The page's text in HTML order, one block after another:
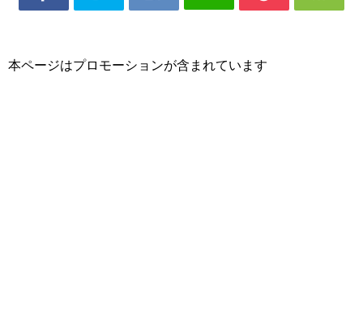
本ページはプロモーションが含まれています